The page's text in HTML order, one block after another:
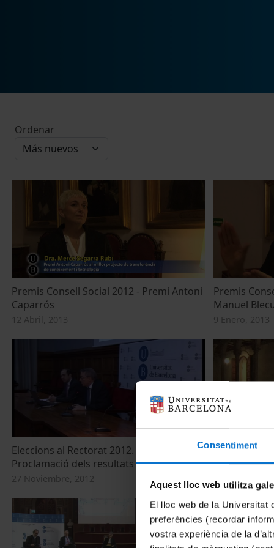
Consentiment
Aquest lloc web utilitza
El lloc web de la Universitat
preferències (recordar
vostra experiència de la
Ordenar
Premis Consell Social 2012 - Premi Antoni
Caparrós
12 Abril, 2013
Premis
Manuel
9 Enero, 2013
Eleccions al Rectorat 2012. Segona volta.
Proclamació dels resultats
27 Noviembre, 2012
Eleccions al
22 Noviembre,